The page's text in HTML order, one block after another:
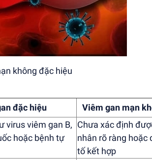
không đặc hiệu
đặc hiệu Viêm gan mạn
virus viêm gan B,
hoặc bệnh tự
Chưa xác định
nhân rõ ràng hoặc
tố kết hợp